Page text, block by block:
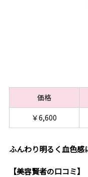
価格
￥6,600
ふんわり明るく血色感
【美容賢者の口コミ】